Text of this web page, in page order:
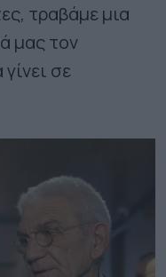
τραβάμε μια
μας τον
σε